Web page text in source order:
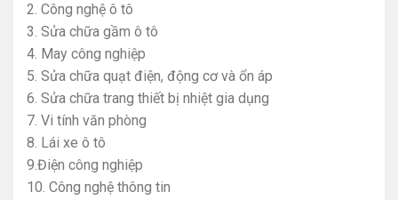
2. Công nghệ ô tô
3. Sửa chữa gầm ô tô
4. May công nghiệp
5. Sửa chữa quạt điện, động cơ và ổn áp
6. Sửa chữa trang thiết bị nhiệt gia dụng
7. Vi tính văn phòng
8. Lái xe ô tô
9.Điện công nghiệp
10. Công nghệ thông tin